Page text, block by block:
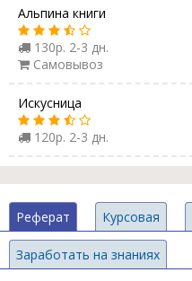
Альпина книги
130р. 2-3 дн.
Самовывоз
Искусница
120р. 2-3 дн.
Реферат Курсовая
Заработать на знаниях